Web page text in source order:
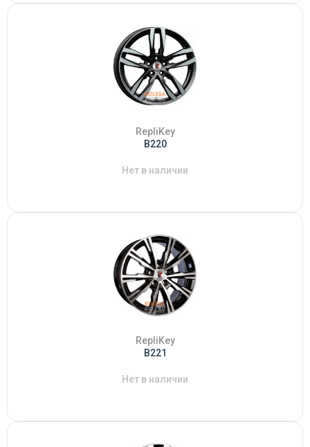
RepliKey
B220
Нет в наличии
RepliKey
B221
Нет в наличии